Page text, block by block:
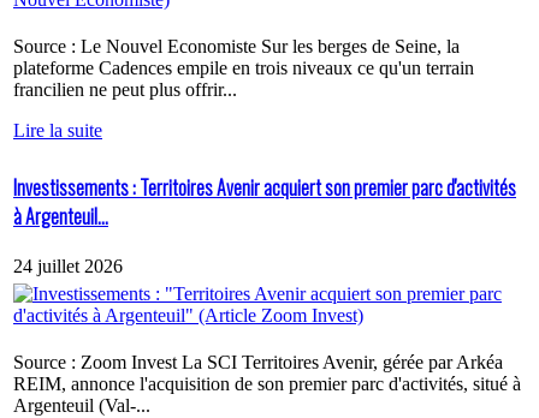
Source : Le Nouvel Economiste Sur les berges de Seine, la
plateforme Cadences empile en trois niveaux ce qu'un terrain
francilien ne peut plus offrir...
Lire la suite
Investissements : Territoires Avenir acquiert son premier parc d'activités
à Argenteuil...
24 juillet 2026
Source : Zoom Invest La SCI Territoires Avenir, gérée par Arkéa
REIM, annonce l'acquisition de son premier parc d'activités, situé à
Argenteuil (Val-...